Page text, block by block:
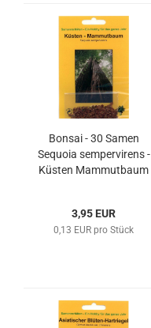
Bonsai - 30 Samen
Sequoia sempervirens -
Küsten Mammutbaum
3,95 EUR
0,13 EUR pro Stück